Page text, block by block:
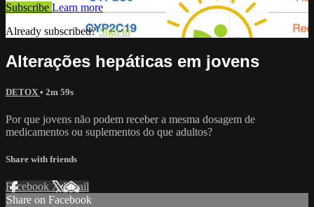
Subscribe Learn more
Already subscribed?Sign in
Alterações hepáticas em jovens
DETOX • 2m 59s
Por que jovens não podem receber a mesma dosagem de
medicamentos ou suplementos do que adultos?
Share with friends
Facebook XEmail
Share on Facebook